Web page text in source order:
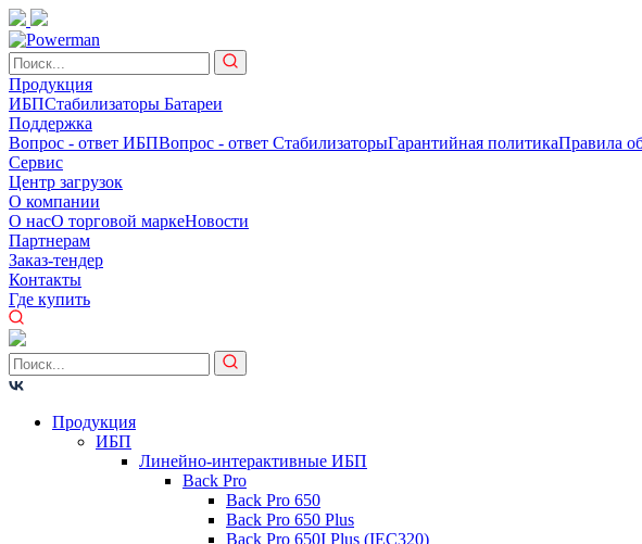
Продукция
ИБПСтабилизаторы Батареи
Поддержка
Вопрос - ответ ИБПВопрос - ответ СтабилизаторыГарантийная политикаПравила
Сервис
Центр загрузок
О компании
О насО торговой маркеНовости
Партнерам
Заказ-тендер
Контакты
Где купить
Продукция
ИБП
Линейно-интерактивные ИБП
Back Pro
Back Pro 650
Back Pro 650 Plus
Back Pro 650I Plus (IEC320)